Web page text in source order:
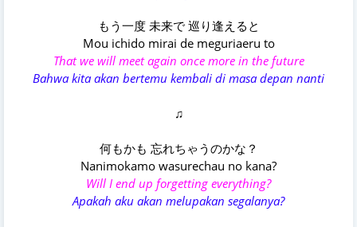
もう一度 未来で 巡り逢えると
Mou ichido mirai de meguriaeru to
That we will meet again once more in the future
Bahwa kita akan bertemu kembali di masa depan nanti
♫
何もかも 忘れちゃうのかな？
Nanimokamo wasurechau no kana?
Will I end up forgetting everything?
Apakah aku akan melupakan segalanya?